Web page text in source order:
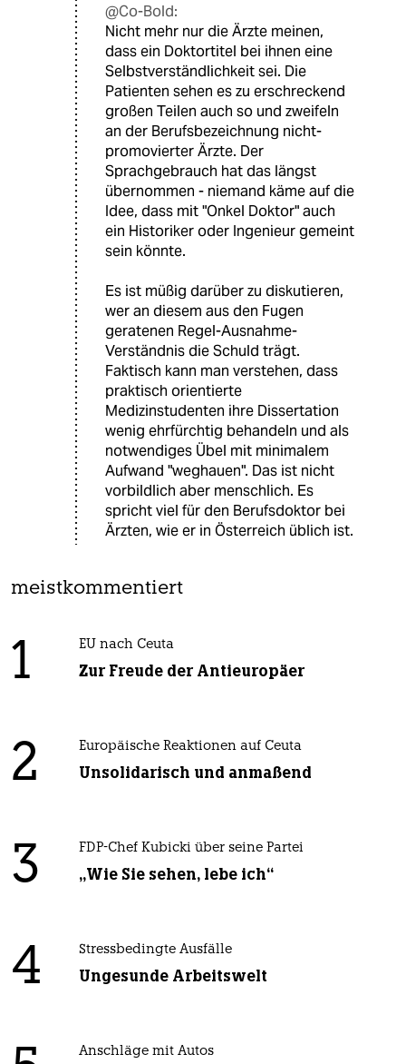
@Co-Bold:
Nicht mehr nur die Ärzte meinen,
dass ein Doktortitel bei ihnen eine
Selbstverständlichkeit sei. Die
Patienten sehen es zu erschreckend
großen Teilen auch so und zweifeln
an der Berufsbezeichnung nicht-
promovierter Ärzte. Der
Sprachgebrauch hat das längst
übernommen - niemand käme auf die
Idee, dass mit "Onkel Doktor" auch
ein Historiker oder Ingenieur gemeint
sein könnte.
Es ist müßig darüber zu diskutieren,
wer an diesem aus den Fugen
geratenen Regel-Ausnahme-
Verständnis die Schuld trägt.
Faktisch kann man verstehen, dass
praktisch orientierte
Medizinstudenten ihre Dissertation
wenig ehrfürchtig behandeln und als
notwendiges Übel mit minimalem
Aufwand "weghauen". Das ist nicht
vorbildlich aber menschlich. Es
spricht viel für den Berufsdoktor bei
Ärzten, wie er in Österreich üblich ist.
meistkommentiert
1 EU nach Ceuta
Zur Freude der Antieuropäer
2 Europäische Reaktionen auf Ceuta
Unsolidarisch und anmaßend
3 FDP-Chef Kubicki über seine Partei
„Wie Sie sehen, lebe ich“
4 Stressbedingte Ausfälle
Ungesunde Arbeitswelt
Anschläge mit Autos